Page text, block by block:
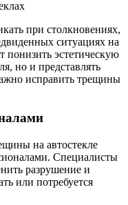
при столкновениях,
ситуациях на
понизить эстетическую
но и представлять
исправить трещины
на автостекле
Специалисты
разрушение и
или потребуется